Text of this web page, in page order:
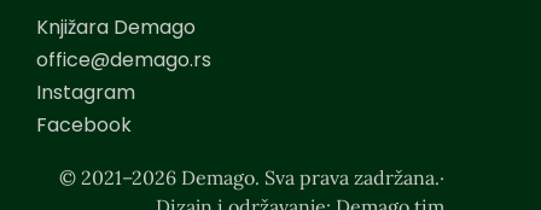
Knjižara Demago
office@demago.rs
Instagram
Facebook
© 2021–2026 Demago. Sva prava zadržana.·